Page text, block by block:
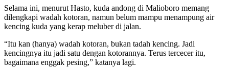
Selama ini, menurut Hasto, kuda andong di Malioboro memang
dilengkapi wadah kotoran, namun belum mampu menampung air
kencing kuda yang kerap meluber di jalan.
“Itu kan (hanya) wadah kotoran, bukan tadah kencing. Jadi
kencingnya itu jadi satu dengan kotorannya. Terus tercecer itu,
bagaimana enggak pesing,” katanya lagi.